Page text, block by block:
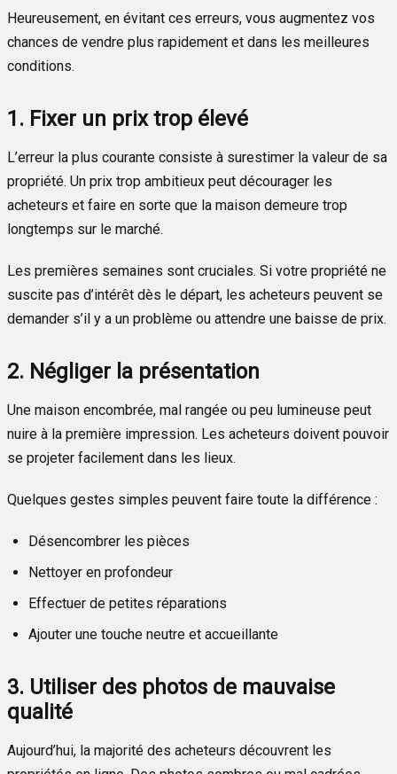
Heureusement, en évitant ces erreurs, vous augmentez vos
chances de vendre plus rapidement et dans les meilleures
conditions.
1. Fixer un prix trop élevé
L’erreur la plus courante consiste à surestimer la valeur de sa
propriété. Un prix trop ambitieux peut décourager les
acheteurs et faire en sorte que la maison demeure trop
longtemps sur le marché.
Les premières semaines sont cruciales. Si votre propriété ne
suscite pas d’intérêt dès le départ, les acheteurs peuvent se
demander s’il y a un problème ou attendre une baisse de prix.
2. Négliger la présentation
Une maison encombrée, mal rangée ou peu lumineuse peut
nuire à la première impression. Les acheteurs doivent pouvoir
se projeter facilement dans les lieux.
Quelques gestes simples peuvent faire toute la différence :
Désencombrer les pièces
Nettoyer en profondeur
Effectuer de petites réparations
Ajouter une touche neutre et accueillante
3. Utiliser des photos de mauvaise
qualité
Aujourd’hui, la majorité des acheteurs découvrent les